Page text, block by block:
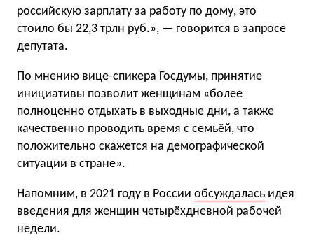
российскую зарплату за работу по дому, это
стоило бы 22,3 трлн руб.», — говорится в запросе
депутата.
По мнению вице-спикера Госдумы, принятие
инициативы позволит женщинам «более
полноценно отдыхать в выходные дни, а также
качественно проводить время с семьёй, что
положительно скажется на демографической
ситуации в стране».
Напомним, в 2021 году в России обсуждалась идея
введения для женщин четырёхдневной рабочей
недели.